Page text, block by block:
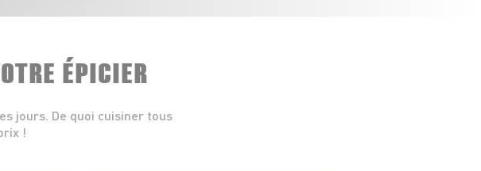
ÉPICIER
jours. De quoi cuisiner tous
!